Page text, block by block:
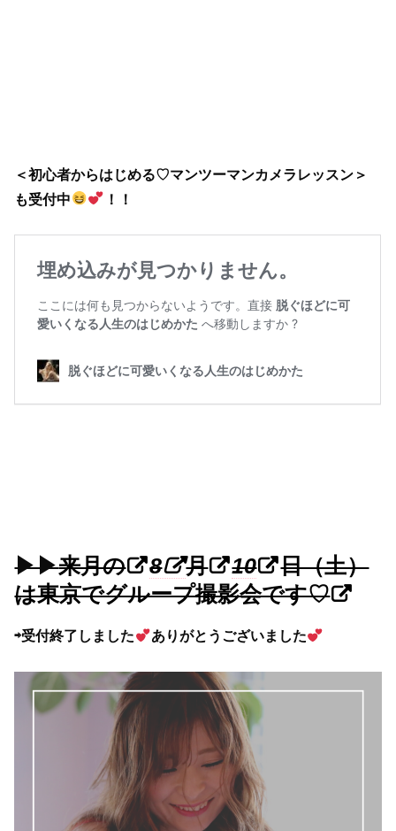
＜初心者からはじめる♡マンツーマンカメラレッスン＞
も受付中
！！
▶︎▶︎来月の 8 月 10
日（土）
は東京でグループ撮影会です♡
⇨受付終了しました ありがとうございました